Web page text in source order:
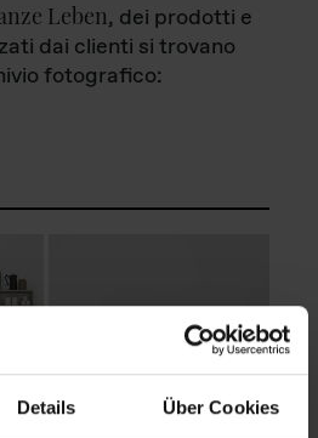
Details Über Cookies
Leben, dei prodotti e
dai clienti si trovano
fotografico: